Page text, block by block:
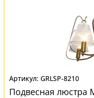
GRLSP-8210
Подвесная люстра